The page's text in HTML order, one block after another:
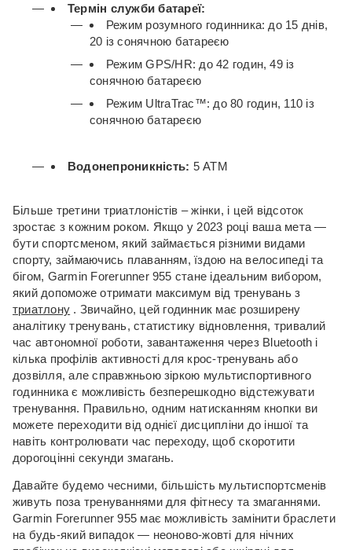
Термін служби батареї:
Режим розумного годинника: до 15 днів,
20 із сонячною батареєю
Режим GPS/HR: до 42 годин, 49 із
сонячною батареєю
Режим UltraTrac™: до 80 годин, 110 із
сонячною батареєю
Водонепроникність: 5 АТМ
Більше третини триатлоністів – жінки, і цей відсоток
зростає з кожним роком. Якщо у 2023 році ваша мета —
бути спортсменом, який займається різними видами
спорту, займаючись плаванням, їздою на велосипеді та
бігом, Garmin Forerunner 955 стане ідеальним вибором,
який допоможе отримати максимум від тренувань з
триатлону . Звичайно, цей годинник має розширену
аналітику тренувань, статистику відновлення, тривалий
час автономної роботи, завантаження через Bluetooth і
кілька профілів активності для крос-тренувань або
дозвілля, але справжньою зіркою мультиспортивного
годинника є можливість безперешкодно відстежувати
тренування. Правильно, одним натисканням кнопки ви
можете переходити від однієї дисципліни до іншої та
навіть контролювати час переходу, щоб скоротити
дорогоцінні секунди змагань.
Давайте будемо чесними, більшість мультиспортсменів
живуть поза тренуваннями для фітнесу та змаганнями.
Garmin Forerunner 955 має можливість замінити браслети
на будь-який випадок — неоново-жовті для нічних